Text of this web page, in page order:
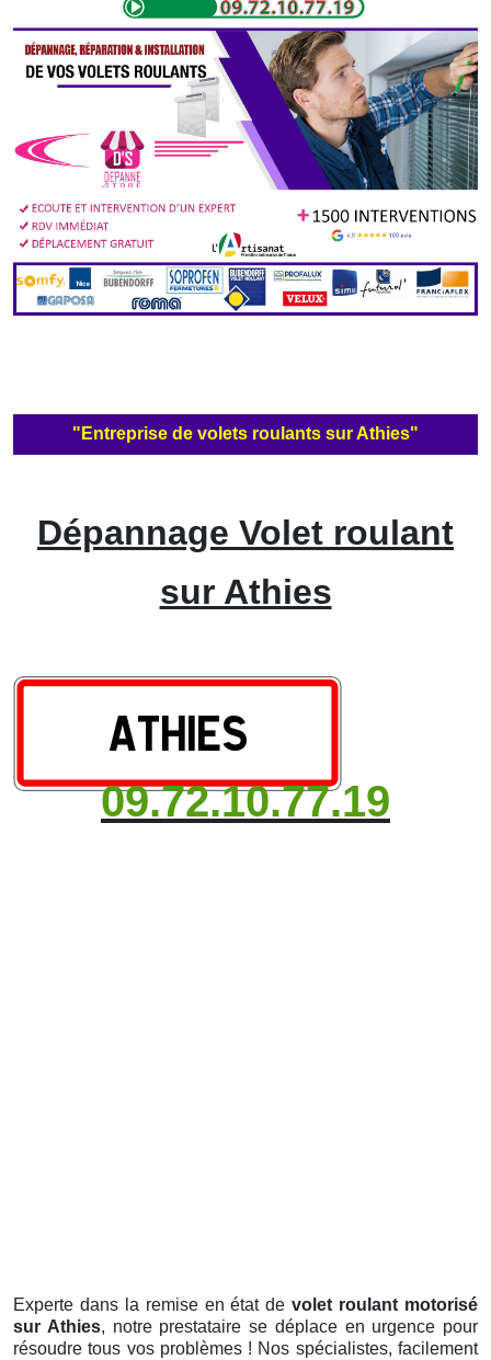
"Entreprise de volets roulants sur Athies"
Dépannage Volet roulant
sur Athies
09.72.10.77.19
Experte dans la remise en état devolet roulant motorisé
sur Athies, notre prestataire se déplace en urgence pour
résoudre tous vos problèmes ! Nos spécialistes, facilement